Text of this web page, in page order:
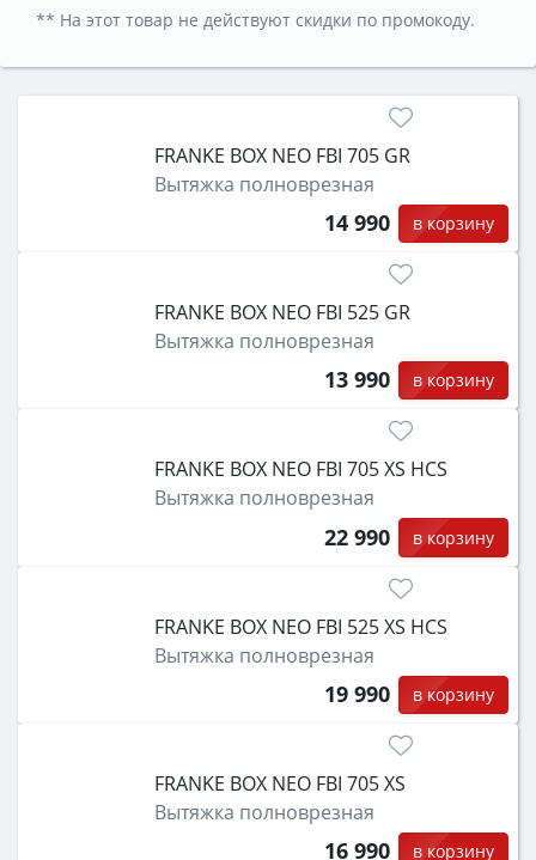
** На этот товар не действуют скидки по промокоду.
FRANKE BOX NEO FBI 705 GR
Вытяжка полноврезная
14 990 в корзину
FRANKE BOX NEO FBI 525 GR
Вытяжка полноврезная
13 990 в корзину
FRANKE BOX NEO FBI 705 XS HCS
Вытяжка полноврезная
22 990 в корзину
FRANKE BOX NEO FBI 525 XS HCS
Вытяжка полноврезная
19 990 в корзину
FRANKE BOX NEO FBI 705 XS
Вытяжка полноврезная
16 990 в корзину